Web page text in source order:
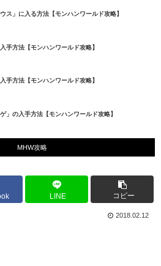
ウス」に入る方法【モンハンワールド攻略】
手方法【モンハンワールド攻略】
入手方法【モンハンワールド攻略】
ゲ」の入手方法【モンハンワールド攻略】
MHW攻略
LINE コピー
2018.02.12